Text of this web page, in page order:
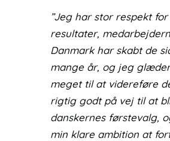
”Jeg har stor respekt
resultater,
Danmark har skabt de
mange år, og jeg
meget til at videreføre
rigtig godt på vej til at
danskernes førstevalg,
min klare ambition at